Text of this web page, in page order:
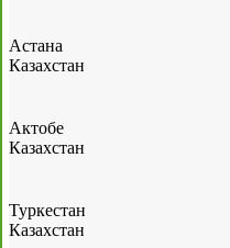
Астана
Казахстан
Актобе
Казахстан
Туркестан
Казахстан